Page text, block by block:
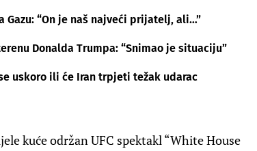
“On je naš najveći prijatelj, ali…”
Donalda Trumpa: “Snimao je situaciju”
uskoro ili će Iran trpjeti težak udarac
kuće održan UFC spektakl “White House